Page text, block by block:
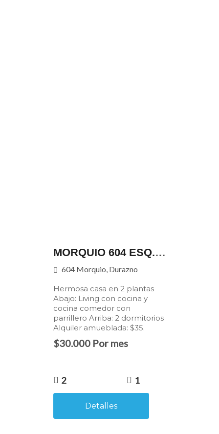
MORQUIO 604 ESQ. ORIBE - AMUEBLADO O SIN MUEBLES
604 Morquio, Durazno
Hermosa casa en 2 plantas
Abajo: Living con cocina y
cocina comedor con
parrillero Arriba: 2 dormitorios
Alquiler amueblada: $35.
$30.000 Por mes
2 1
Detalles